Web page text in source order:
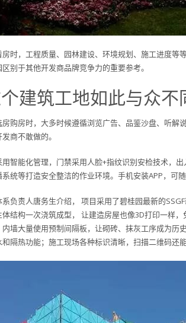
时，工程质量、园林建设、环境规划、施工进度等
别于其他开发商品牌竞争力的重要参考。
建筑工地如此与众不
购房时，大多时候遵循浏览广告、品鉴沙盘、听解
商不敢做的。
智能化管理，门禁采用人脸+指纹识别安检技术，
统等打造安全整洁的作业环境。手机安装APP，可
负责人唐务生介绍， 项目采用了碧桂园最新的
结构一次浇筑成型， 让建造房屋也像3D打印一样
墙大量使用预制间隔板，让砌砖、抹灰工序成为历
隔热功能；施工现场各种标识清晰，扫描二维码还